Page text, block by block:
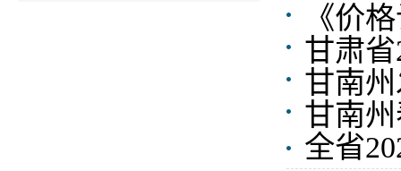
《价
甘肃
甘南
甘南
全省